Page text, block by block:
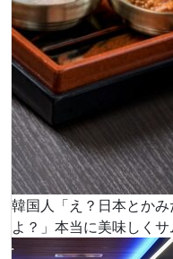
韓国人「え？日本とか
よ？」本当に美味しく